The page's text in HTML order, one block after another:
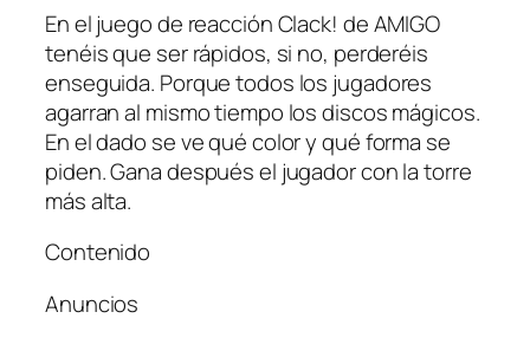
En el juego de reacción Clack! de AMIGO
tenéis que ser rápidos, si no, perderéis
enseguida. Porque todos los jugadores
agarran al mismo tiempo los discos mágicos.
En el dado se ve qué color y qué forma se
piden. Gana después el jugador con la torre
más alta.
Contenido
Anuncios